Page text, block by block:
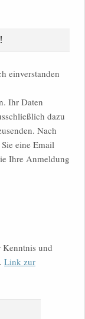
einverstanden
Ihr Daten
dazu
Nach
eine Email
Ihre Anmeldung
Kenntnis und
Link zur